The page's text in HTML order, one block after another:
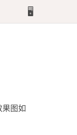
🖥️
图如